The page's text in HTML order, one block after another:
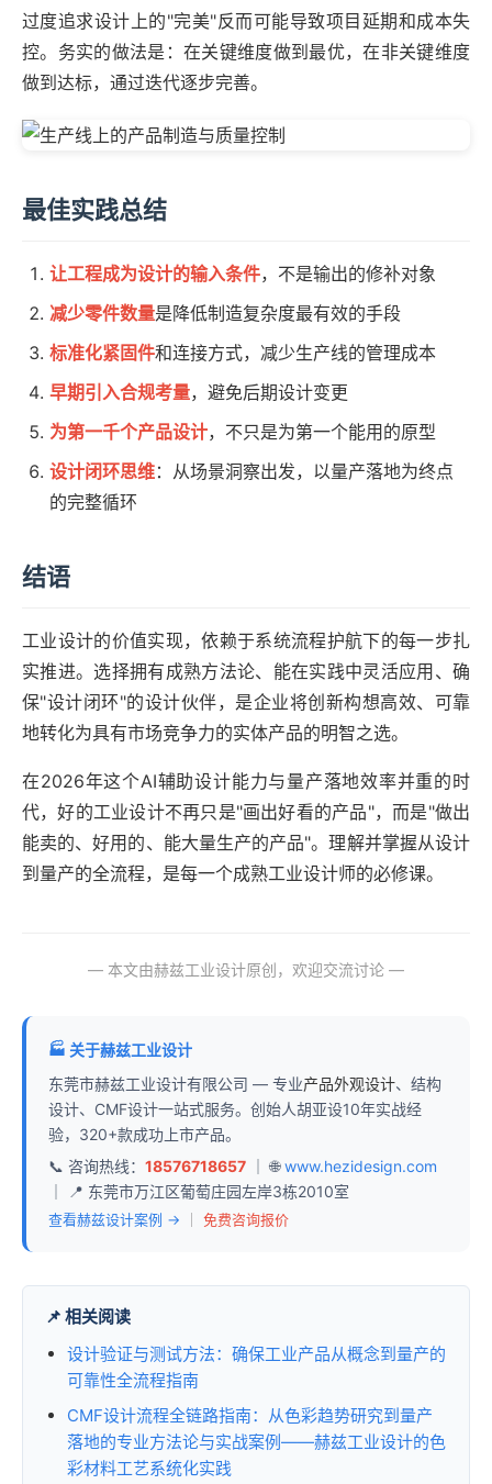
过度追求设计上的"完美"反而可能导致项目延期和成本失
控。务实的做法是：在关键维度做到最优，在非关键维度
做到达标，通过迭代逐步完善。
最佳实践总结
让工程成为设计的输入条件，不是输出的修补对象
减少零件数量是降低制造复杂度最有效的手段
标准化紧固件和连接方式，减少生产线的管理成本
早期引入合规考量，避免后期设计变更
为第一千个产品设计，不只是为第一个能用的原型
设计闭环思维：从场景洞察出发，以量产落地为终点
的完整循环
结语
工业设计的价值实现，依赖于系统流程护航下的每一步扎
实推进。选择拥有成熟方法论、能在实践中灵活应用、确
保"设计闭环"的设计伙伴，是企业将创新构想高效、可靠
地转化为具有市场竞争力的实体产品的明智之选。
在2026年这个AI辅助设计能力与量产落地效率并重的时
代，好的工业设计不再只是"画出好看的产品"，而是"做出
能卖的、好用的、能大量生产的产品"。理解并掌握从设计
到量产的全流程，是每一个成熟工业设计师的必修课。
— 本文由赫兹工业设计原创，欢迎交流讨论 —
🏭 关于赫兹工业设计
东莞市赫兹工业设计有限公司 — 专业产品外观设计、结构
设计、CMF设计一站式服务。创始人胡亚设10年实战经
验，320+款成功上市产品。
📞 咨询热线： 18576718657 ｜ 🌐www.hezidesign.com
｜ 📍 东莞市万江区葡萄庄园左岸3栋2010室
查看赫兹设计案例 → 免费咨询报价
📌 相关阅读
设计验证与测试方法：确保工业产品从概念到量产的
可靠性全流程指南
CMF设计流程全链路指南：从色彩趋势研究到量产
落地的专业方法论与实战案例——赫兹工业设计的色
彩材料工艺系统化实践